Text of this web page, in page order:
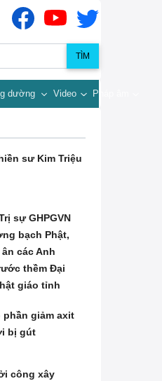
TÌM
dường Video Pháp âm
sư Kim Triệu
sự GHPGVN
bạch Phật,
các Anh
thềm Đại
giáo tỉnh
phần giảm axit
bị gút
công xây